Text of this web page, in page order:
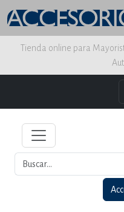
Tienda online para